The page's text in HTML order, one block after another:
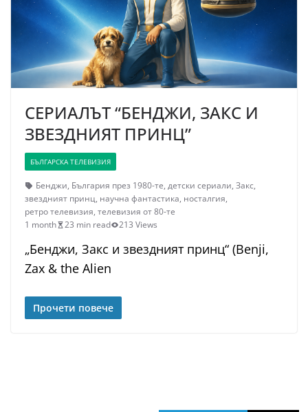
СЕРИАЛЪТ “БЕНДЖИ, ЗАКС И
ЗВЕЗДНИЯТ ПРИНЦ”
БЪЛГАРСКА ТЕЛЕВИЗИЯ
Бенджи, България през 1980-те, детски сериали, Закс,
звездният принц, научна фантастика, носталгия,
ретро телевизия, телевизия от 80-те
1 month
23 min read 213 Views
„Бенджи, Закс и звездният принц“ (Benji,
Zax & the Alien
Прочети повече